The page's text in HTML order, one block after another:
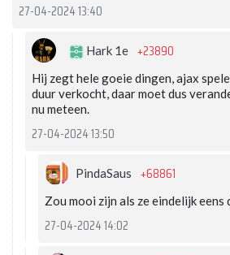
27-04-2024 13:40
Hark 1e +23890
Hij zegt hele goeie dingen, ajax
duur verkocht, daar moet dus
nu meteen.
27-04-2024 13:50
PindaSaus +68861
Zou mooi zijn als ze eindelijk eens
27-04-2024 14:02